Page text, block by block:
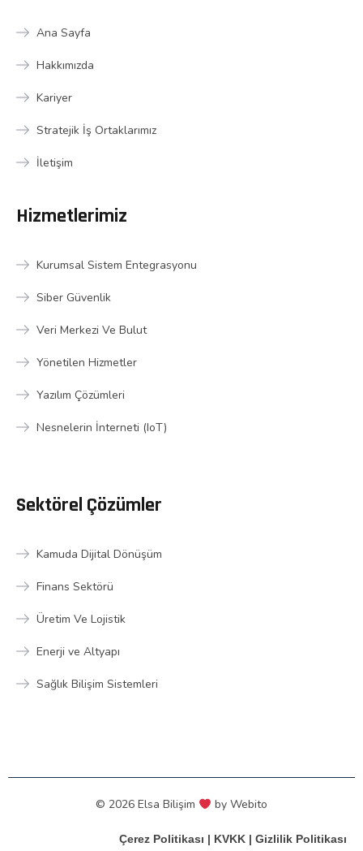
Ana Sayfa
Hakkımızda
Kariyer
Stratejik İş Ortaklarımız
İletişim
Hizmetlerimiz
Kurumsal Sistem Entegrasyonu
Siber Güvenlik
Veri Merkezi Ve Bulut
Yönetilen Hizmetler
Yazılım Çözümleri
Nesnelerin İnterneti (IoT)
Sektörel Çözümler
Kamuda Dijital Dönüşüm
Finans Sektörü
Üretim Ve Lojistik
Enerji ve Altyapı
Sağlık Bilişim Sistemleri
© 2026 Elsa Bilişim by Webito
Çerez Politikası | KVKK | Gizlilik Politikası